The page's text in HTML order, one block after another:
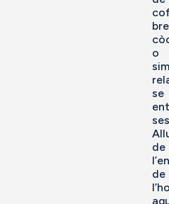
o
se
de
de